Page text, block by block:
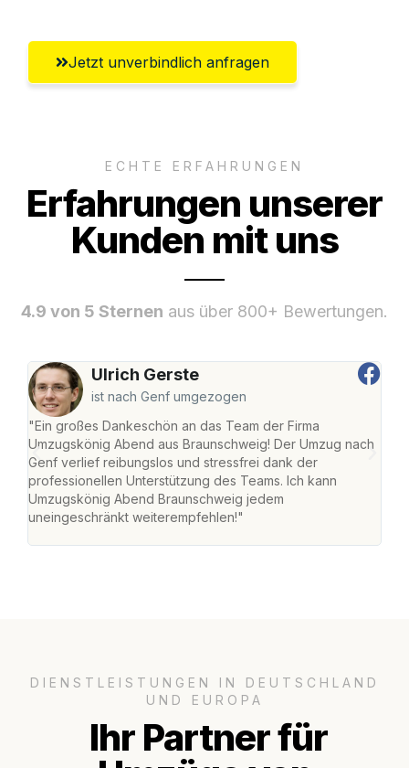
Jetzt unverbindlich anfragen
ECHTE ERFAHRUNGEN
Erfahrungen unserer
Kunden mit uns
4.9 von 5 Sternen aus über 800+ Bewertungen.
Ulrich Gerste
ist nach Genf umgezogen
"Ein großes Dankeschön an das Team der Firma
Umzugskönig Abend aus Braunschweig! Der Umzug nach
Genf verlief reibungslos und stressfrei dank der
professionellen Unterstützung des Teams. Ich kann
Umzugskönig Abend Braunschweig jedem
uneingeschränkt weiterempfehlen!"
DIENSTLEISTUNGEN IN DEUTSCHLAND
UND EUROPA
Ihr Partner für